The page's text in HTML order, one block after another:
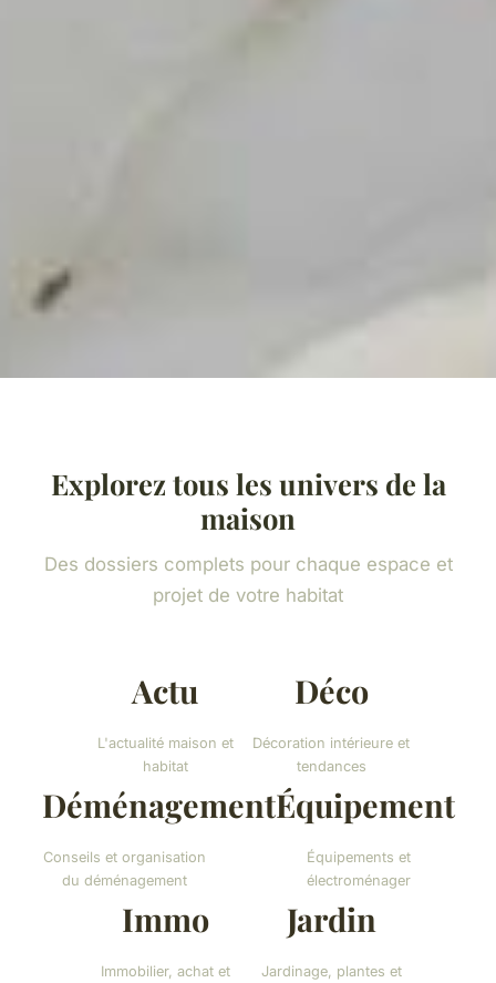
Explorez tous les univers de la
maison
Des dossiers complets pour chaque espace et
projet de votre habitat
Actu
L'actualité maison et
habitat
Déco
Décoration intérieure et
tendances
Déménagement
Conseils et organisation
du déménagement
Équipement
Équipements et
électroménager
Immo
Immobilier, achat et
Jardin
Jardinage, plantes et